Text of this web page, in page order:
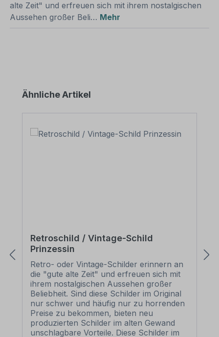
alte Zeit" und erfreuen sich mit ihrem nostalgischen
Aussehen großer Beli… Mehr
Produktgalerie überspringen
Ähnliche Artikel
Retroschild / Vintage-Schild
Prinzessin
Retro- oder Vintage-Schilder erinnern an
die "gute alte Zeit" und erfreuen sich mit
ihrem nostalgischen Aussehen großer
Beliebheit. Sind diese Schilder im Original
nur schwer und häufig nur zu horrenden
Preise zu bekommen, bieten neu
produzierten Schilder im alten Gewand
unschlagbare Vorteile. Diese Schilder im